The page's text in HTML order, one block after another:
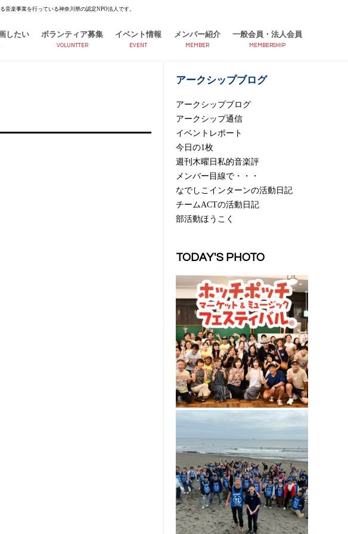
楽事業を行っている神奈川県の認定NPO法人です。
したい ボランティア募集
VOLUNTTER
イベント情報
EVENT
メンバー紹介
MEMBER
一般会員・法人会員
MEMBERSHIP
アークシップブログ
アークシップブログ
アークシップ通信
イベントレポート
今日の1枚
週刊木曜日私的音楽評
メンバー目線で・・・
なでしこインターンの活動日記
チームACTの活動日記
部活動ほうこく
TODAY'S PHOTO